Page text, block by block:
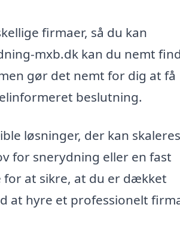
firmaer, så du kan
mxb.dk kan du nemt
gør det nemt for dig at få
beslutning.
løsninger, der kan
for snerydning eller en fast
at sikre, at du er dækket
at hyre et professionelt